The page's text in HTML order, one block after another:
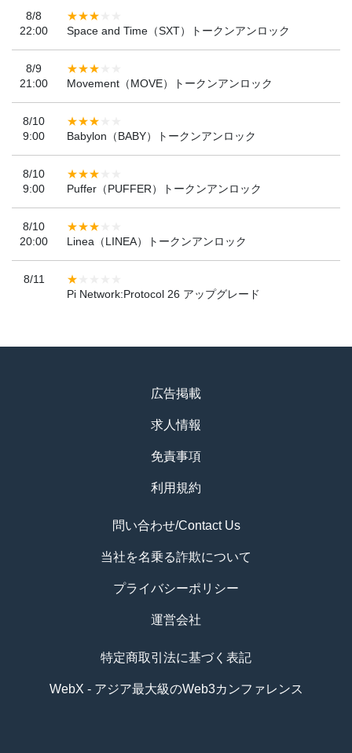
8/8
22:00
Space and Time（SXT）トークンアンロック
8/9
21:00
Movement（MOVE）トークンアンロック
8/10
9:00
Babylon（BABY）トークンアンロック
8/10
9:00
Puffer（PUFFER）トークンアンロック
8/10
20:00
Linea（LINEA）トークンアンロック
8/11
Pi Network:Protocol 26 アップグレード
広告掲載
求人情報
免責事項
利用規約
問い合わせ/Contact Us
当社を名乗る詐欺について
プライバシーポリシー
運営会社
特定商取引法に基づく表記
WebX - アジア最大級のWeb3カンファレンス